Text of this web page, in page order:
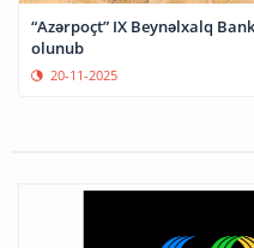
“Azərpoçt” IX Beynəlxalq
olunub
20-11-2025